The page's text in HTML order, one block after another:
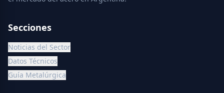
Secciones
Noticias del Sector
Datos Técnicos
Guía Metalúrgica